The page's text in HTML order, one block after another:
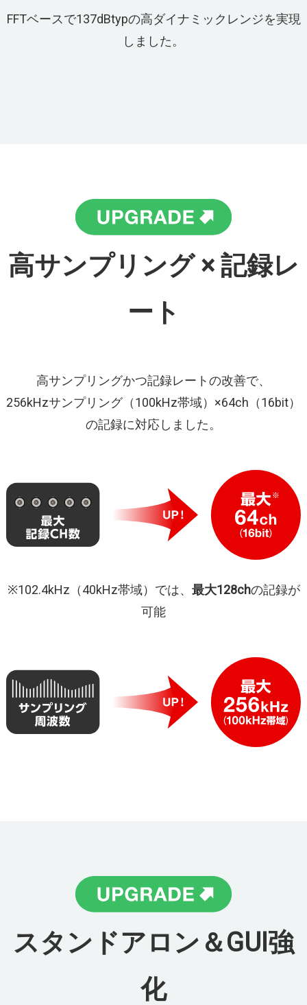
FFTベースで137dBtypの⾼ダイナミックレンジを実現
しました。
⾼サンプリング × 記録レ
ート
⾼サンプリングかつ記録レートの改善で、
256kHzサンプリング（100kHz帯域）×64ch（16bit）
の記録に対応しました。
※102.4kHz（40kHz帯域）では、 最大128chの記録が
可能
スタンドアロン＆GUI強
化